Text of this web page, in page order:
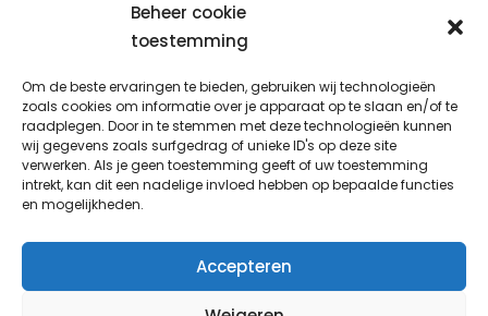
Beheer cookie
toestemming
Om de beste ervaringen te bieden, gebruiken wij technologieën
zoals cookies om informatie over je apparaat op te slaan en/of te
raadplegen. Door in te stemmen met deze technologieën kunnen
wij gegevens zoals surfgedrag of unieke ID's op deze site
verwerken. Als je geen toestemming geeft of uw toestemming
intrekt, kan dit een nadelige invloed hebben op bepaalde functies
en mogelijkheden.
Accepteren
YouTube